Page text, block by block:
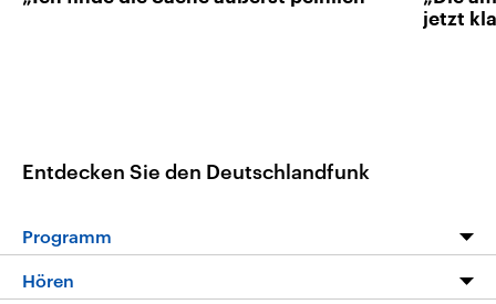
jetzt
Entdecken Sie den Deutschlandfunk
Programm
Hören